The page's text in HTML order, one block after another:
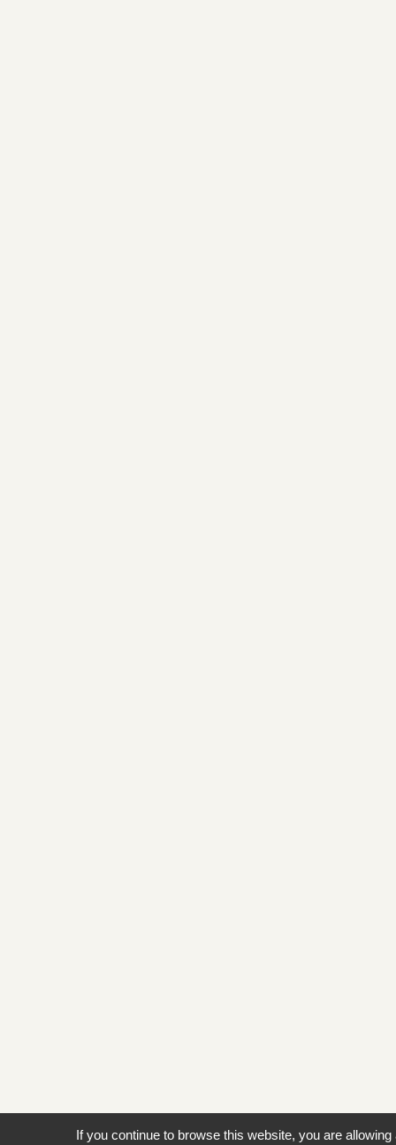
If you continue to browse this website, you are